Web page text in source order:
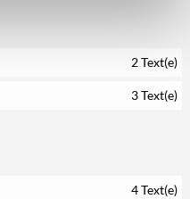
2 Text(e)
3 Text(e)
4 Text(e)